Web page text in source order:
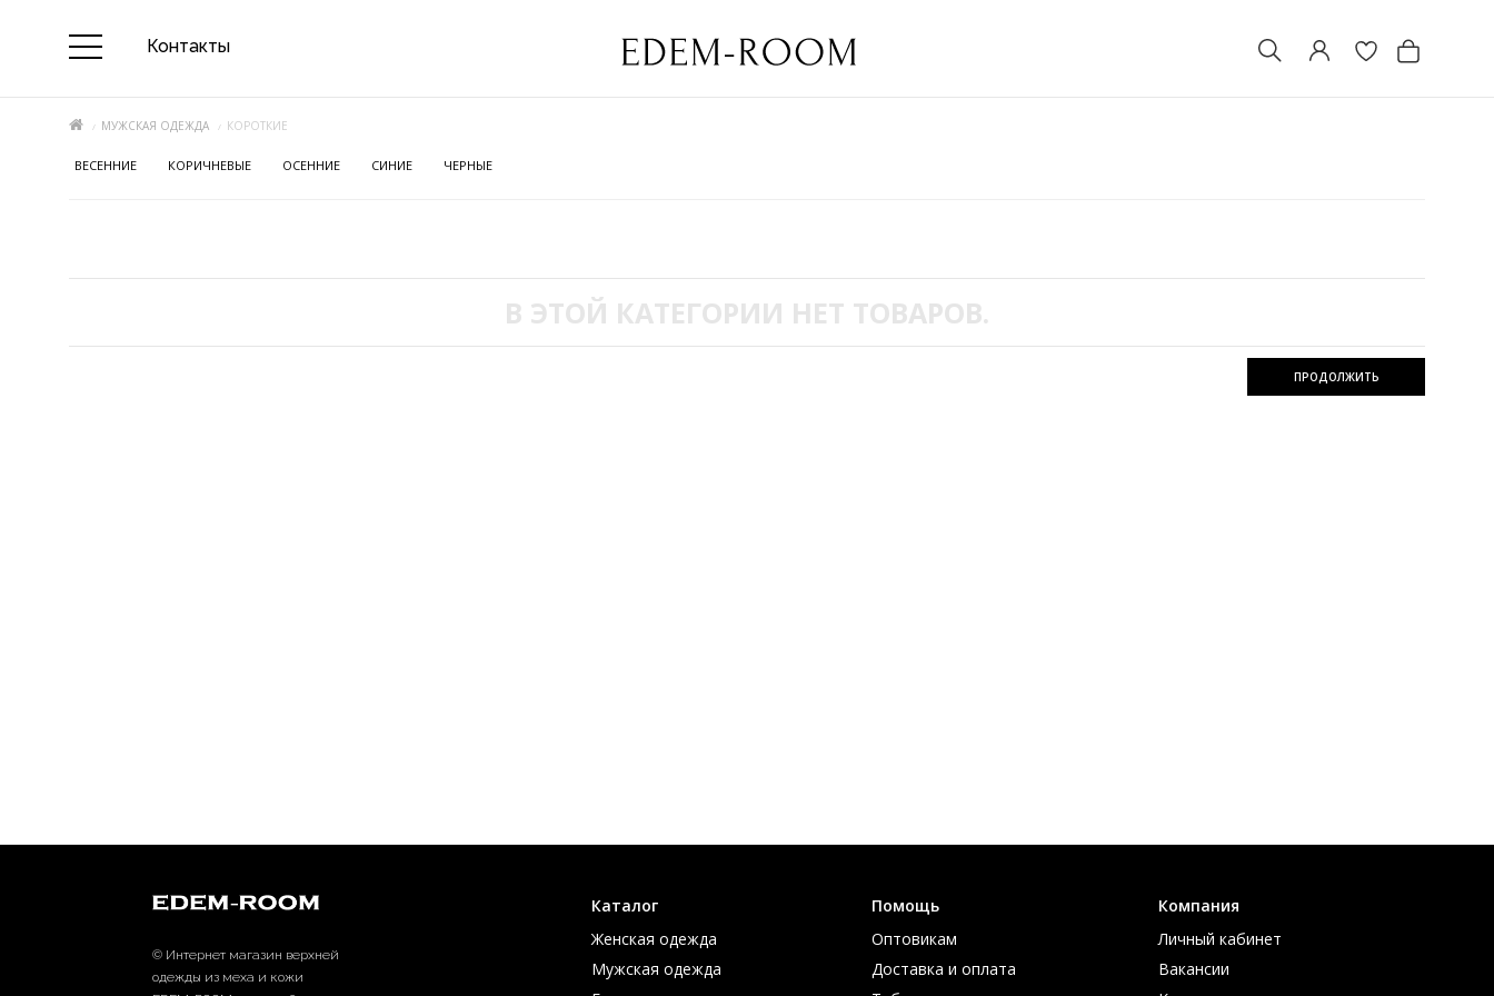
Контакты
МУЖСКАЯ ОДЕЖДА КОРОТКИЕ
ВЕСЕННИЕ КОРИЧНЕВЫЕ ОСЕННИЕ СИНИЕ ЧЕРНЫЕ
В ЭТОЙ КАТЕГОРИИ НЕТ ТОВАРОВ.
ПРОДОЛЖИТЬ
© Интернет магазин верхней
одежды из меха и кожи
Каталог
Женская одежда
Мужская одежда
Помощь
Оптовикам
Доставка и оплата
Компания
Личный кабинет
Вакансии